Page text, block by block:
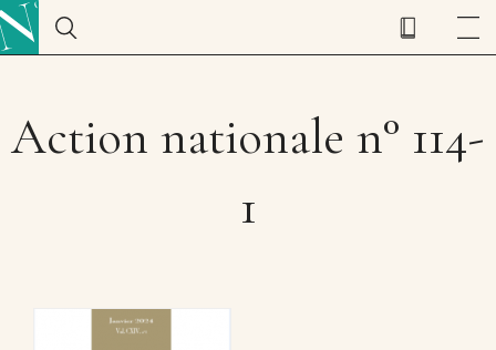
Action nationale n° 114-
1